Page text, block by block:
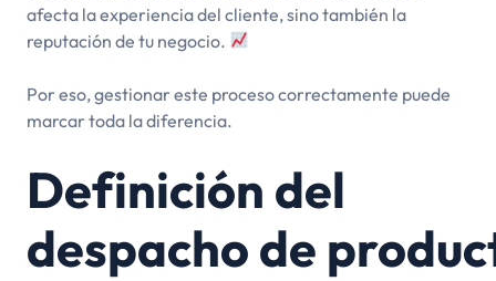
afecta la experiencia del cliente, sino también la
reputación de tu negocio.
Por eso, gestionar este proceso correctamente puede
marcar toda la diferencia.
Definición del
despacho de